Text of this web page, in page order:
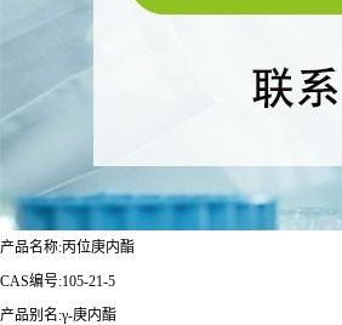
产品名称:丙位庚内酯
CAS编号:105-21-5
产品别名:γ-庚内酯